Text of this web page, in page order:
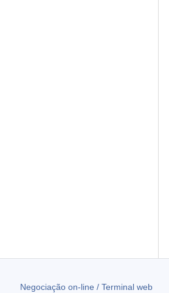
Negociação on-line / Terminal web